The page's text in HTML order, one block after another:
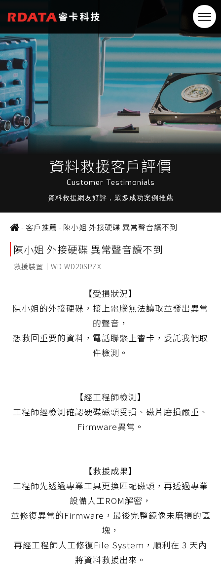
資料救援客戶評價
Customer Testimonials
資料救援網友好評，眾多成功案例推薦
-客戶推薦 - 陳小姐 外接硬碟 異常聲音讀不到
陳小姐 外接硬碟 異常聲音讀不到
救援裝置｜WD WD20SPZX
【受損狀況】
陳小姐的外接硬碟，接上電腦無法讀取並發出異常
的聲音，
想救回重要的資料，電話聯繫上睿卡，委託我們取
件檢測。
【經工程師檢測】
工程師經檢測確認硬碟磁頭受損、磁片磨損嚴重、
Firmware異常。
【救援成果】
工程師先透過專業工具更換匹配磁頭，再透過專業
設備人工ROM解密，
並修復異常的Firmware，最後完整鏡像未磨損的區
塊，
再經工程師人工修復File System，順利在 3 天內
將資料救援出來。